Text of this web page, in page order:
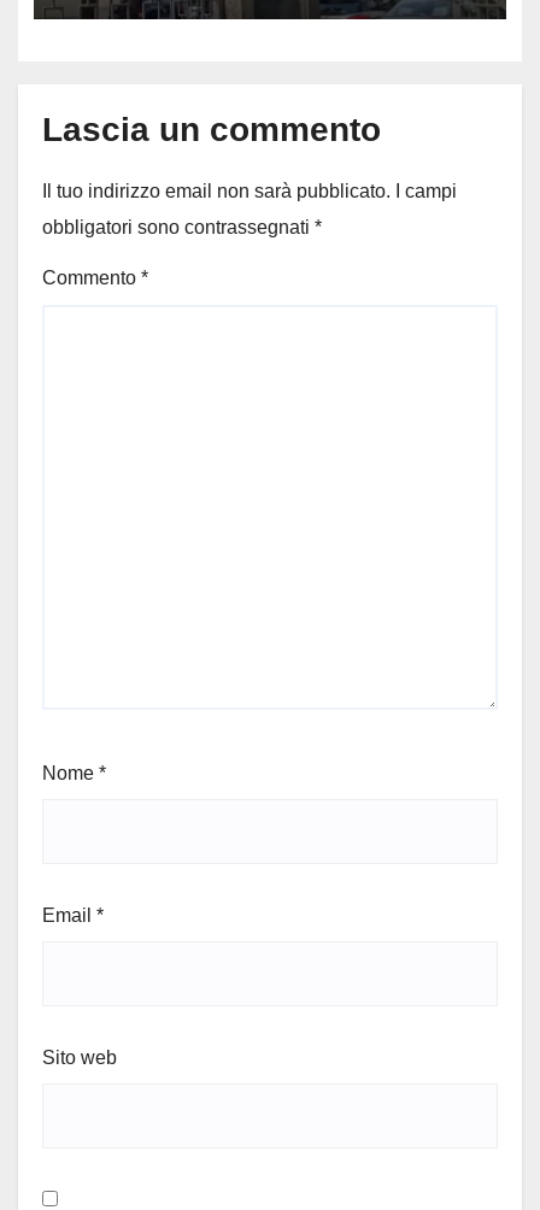
Lascia un commento
Il tuo indirizzo email non sarà pubblicato.
I campi
obbligatori sono contrassegnati *
Commento *
Nome *
Email *
Sito web